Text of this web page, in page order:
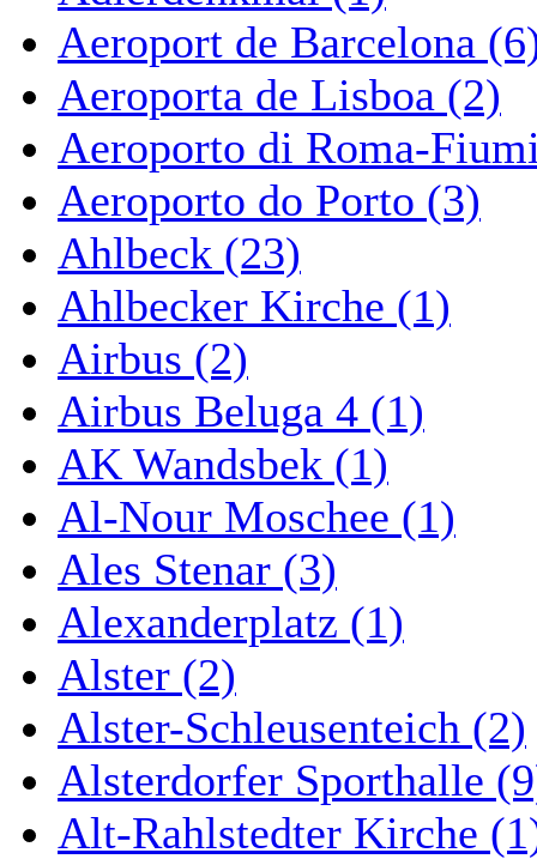
Aeroport de Barcelona
Aeroporta de Lisboa (2)
Aeroporto di Roma-
Aeroporto do Porto (3)
Ahlbeck (23)
Ahlbecker Kirche (1)
Airbus (2)
Airbus Beluga 4 (1)
AK Wandsbek (1)
Al-Nour Moschee (1)
Ales Stenar (3)
Alexanderplatz (1)
Alster (2)
Alster-Schleusenteich (2)
Alsterdorfer Sporthalle
Alt-Rahlstedter Kirche